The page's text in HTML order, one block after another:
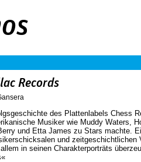
Records
des Plattenlabels Chess
Musiker wie Muddy Waters,
und Etta James zu Stars machte.
und zeitgeschichtlichen
in seinen Charakterporträts